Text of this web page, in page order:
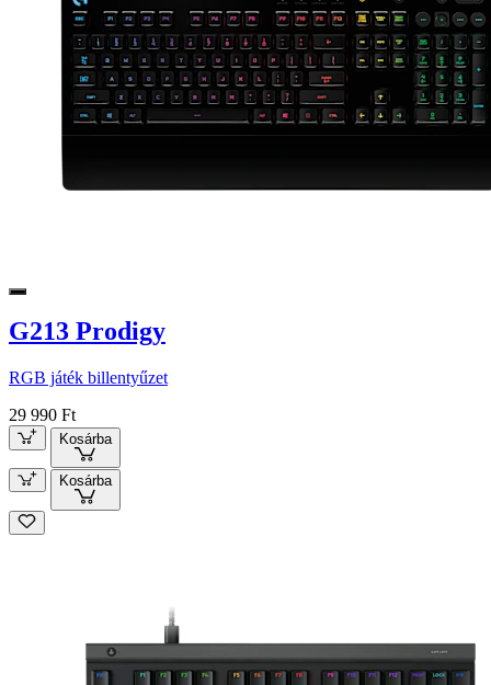
G213 Prodigy
RGB játék billentyűzet
29 990 Ft
Kosárba
Kosárba